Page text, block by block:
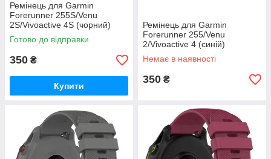
Ремінець для Garmin
Forerunner 255S/Venu
2S/Vivoactive 4S (чорний)
Готово до відправки
350 ₴
Купити
Ремінець для Garmin
Forerunner 255/Venu
2/Vivoactive 4 (синій)
Немає в наявності
350 ₴